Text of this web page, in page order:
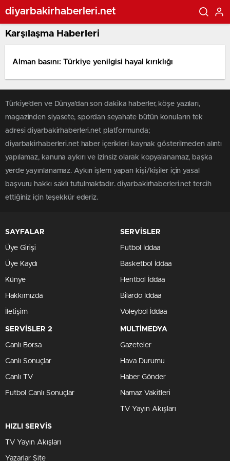
diyarbakirhaberleri.net
Karşılaşma Haberleri
Alman basını: Türkiye yenilgisi hayal kırıklığı
Türkiye'den ve Dünya’dan son dakika haberler, köşe yazıları,
magazinden siyasete, spordan seyahate bütün konuların tek
adresi diyarbakirhaberleri.net platformunda;
diyarbakirhaberleri.net haber içerikleri kaynak gösterilmeden alıntı
yapılamaz, kanuna aykırı ve izinsiz olarak kopyalanamaz, başka
yerde yayınlanamaz. Aykırı işlem yapan kişi/kişiler için yasal
başvuru hakkı saklı tutulmaktadır. diyarbakirhaberleri.net tercih
ettiğiniz için teşekkür ederiz.
SAYFALAR
Üye Girişi
Üye Kaydı
Künye
Hakkımızda
İletişim
SERVİSLER
Futbol İddaa
Basketbol İddaa
Hentbol İddaa
Bilardo İddaa
Voleybol İddaa
SERVİSLER 2
Canlı Borsa
Canlı Sonuçlar
Canlı TV
Futbol Canlı Sonuçlar
MULTİMEDYA
Gazeteler
Hava Durumu
Haber Gönder
Namaz Vakitleri
TV Yayın Akışları
HIZLI SERVİS
TV Yayın Akışları
Yazarlar Site